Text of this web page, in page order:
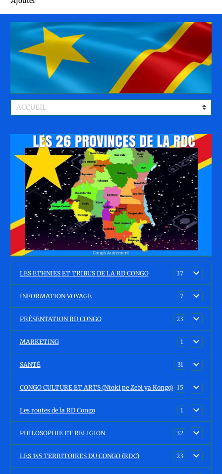
LES ETHNIES ET TRIBUS DE LA RD CONGO 37
INFORMATION VOYAGE 7
PRÉSENTATION RD CONGO 23
MARKETING 1
SANTÉ 31
CONGO CULTURE ET ARTS (Ntoki pe Zebi ya Kongo) 15
Les routes de la RD Congo 1
PHILOSOPHIE ET RELIGION 32
LES 145 TERRITOIRES DU CONGO (RDC) 23